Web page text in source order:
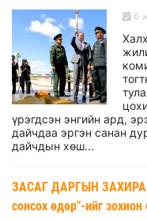
6
үрэгдсэн энгийн ард,
дайчдаа эргэн санан
дайчдын хөш...
ЗАСАГ ДАРГЫН
сонсох өдөр"-ийг зохион